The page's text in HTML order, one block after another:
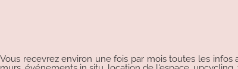
Vous recevrez environ une fois par mois toutes les